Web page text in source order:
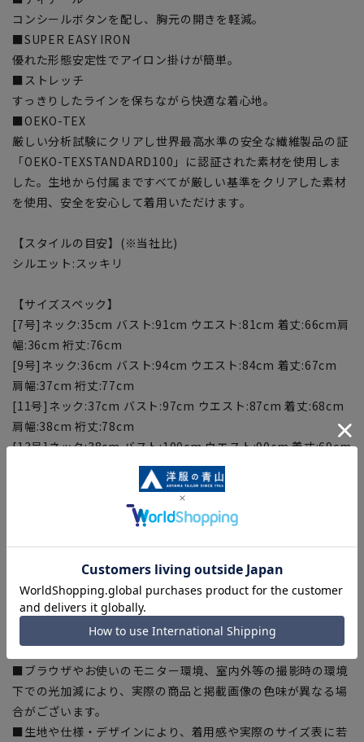
コンシールボタンを配し、胸元の開きを軽減。
■SUPER EASY IRON
優れた形態安定性でアイロン掛けが簡単。
■ストレッチ
すっきりしたラインを保ちながら快適な着心地。
■OEKO-TEX
厳しい分析試験にクリアし世界最高水準の安全な繊維製品の証
「OEKO-TEXSTANDARD100」に認証された素材を使用しま
した。生地から付属まですべてが厳しい基準をクリアした素材
を使用、安全を安心して着用いただけます。
【スタイルの目安】(※当社比)
シルエット:スッキリ
【サイズスペック】
[7号]ネック:35cm バスト:91cm ウエスト:81cm 着丈:66cm肩
幅:36cm 裄丈:76cm
[9号]ネック:36cm バスト:94cm ウエスト:84cm 着丈:67cm
肩幅:37cm 裄丈:77cm
[11号]ネック:37cm バスト:97cm ウエスト:87cm 着丈:68cm
肩幅:38cm 裄丈:78cm
[13号]ネック:38cm バスト:100cm ウエスト:90cm 着丈:69cm
[15号]ネック:39cm バスト:104cm ウエスト:95cm 着丈:70cm
肩幅:39cm 裄丈:80cm
[17号]ネック:40cm バスト:107cm ウエスト:98cm 着丈:71cm
肩幅:41cm 裄丈:81cm
【商品に関するご注意】
■商品画像はサンプルのため、色味やサイズ等の仕様に変更が
ある場合がございますので、予めご了承ください。
■サイズスペックは仕上がりサイズを記載しております。
■ブラウザやお使いのモニター環境、室内外等の撮影時の環境
下での光加減により、実際の商品と掲載画像の色味が異なる場
合がございます。
■生地や仕様・デザインにより、着用感や実際のサイズ表に若